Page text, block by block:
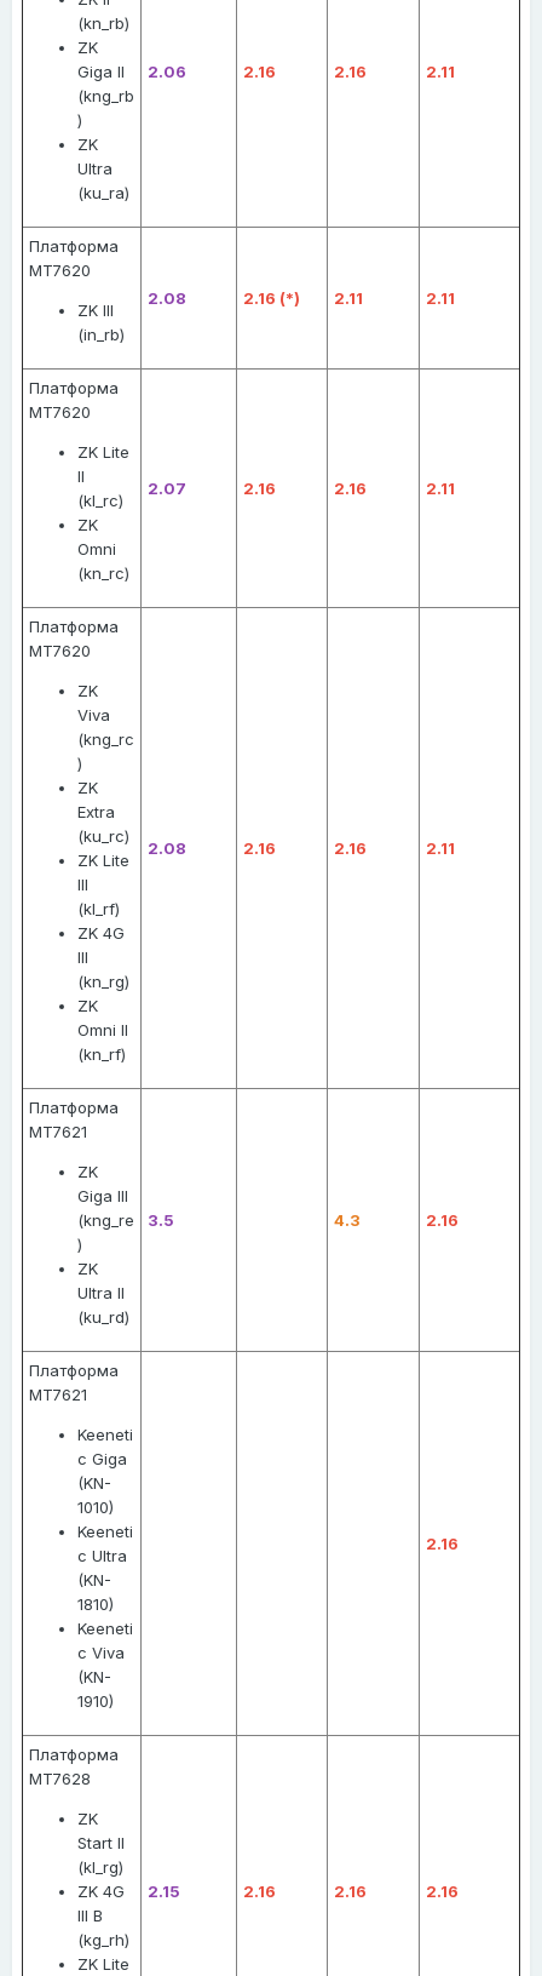
(kn_rb)
ZK
Giga II
(kng_rb
)
ZK
Ultra
(ku_ra)
2.06 2.16 2.16 2.11
Платформа
MT7620
ZK III
(in_rb)
2.08 2.16 (*) 2.11 2.11
Платформа
MT7620
ZK Lite
II
(kl_rc)
ZK
Omni
(kn_rc)
2.07 2.16 2.16 2.11
Платформа
MT7620
ZK
Viva
(kng_rc
)
ZK
Extra
(ku_rc)
ZK Lite
III
(kl_rf)
ZK 4G
III
(kn_rg)
ZK
Omni II
(kn_rf)
2.08 2.16 2.16 2.11
Платформа
MT7621
ZK
Giga III
(kng_re
)
ZK
Ultra II
(ku_rd)
3.5 4.3 2.16
Платформа
MT7621
Keeneti
c Giga
(KN-
1010)
Keeneti
c Ultra
(KN-
1810)
Keeneti
c Viva
(KN-
1910)
2.16
Платформа
MT7628
ZK
Start II
(kl_rg)
ZK 4G
III B
(kg_rh)
ZK Lite
2.15 2.16 2.16 2.16